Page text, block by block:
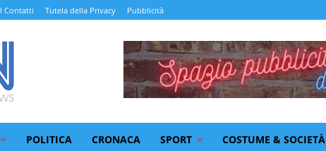
I Contatti Tutela della Privacy Pubblicità
POLITICA CRONACA SPORT COSTUME & SOCIETÀ